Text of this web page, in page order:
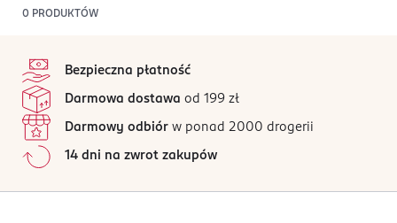
0 PRODUKTÓW
Bezpieczna płatność
Darmowa dostawa od 199 zł
Darmowy odbiór w ponad 2000 drogerii
14 dni na zwrot zakupów